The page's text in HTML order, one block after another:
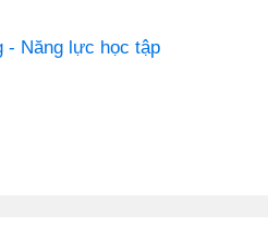
- Năng lực học tập